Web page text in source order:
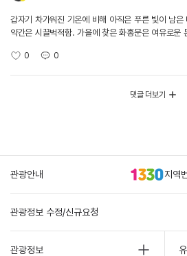
갑자기 차가워진 기온에 비해 아직은 푸른 빛이 남은
약간은 시끌벅적함. 가을에 찾은 화홍문은 여유로운
0 0
댓글 더보기
관광안내 지역
관광정보 수정/신규요청
관광정보